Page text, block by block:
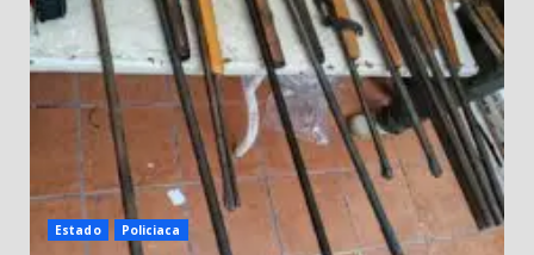
Emboscada a policías en Yuriria
31 de julio de 2026
Envía Gobierno de la Gente más
de 77 mil
Estado Policiaca